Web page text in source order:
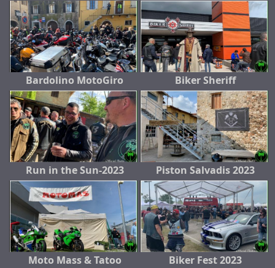
Bardolino MotoGiro Biker Sheriff
Run in the Sun-2023 Piston Salvadis 2023
Moto Mass & Tatoo Biker Fest 2023